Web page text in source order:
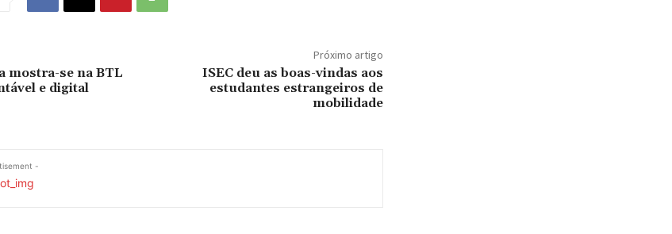
mostra-se na BTL
e digital
Próximo artigo
ISEC deu as boas-vindas aos
estudantes estrangeiros de
mobilidade
-